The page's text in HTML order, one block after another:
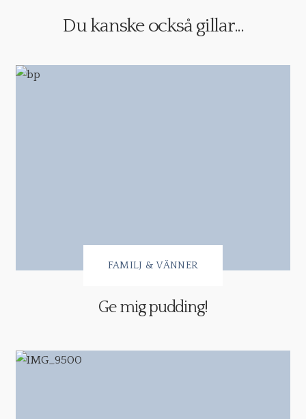
Du kanske också gillar...
FAMILJ & VÄNNER
Ge mig pudding!